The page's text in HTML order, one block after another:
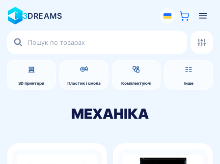
3DREAMS
3D принтери Пластик і смола Комплектуючі Інше
товарів